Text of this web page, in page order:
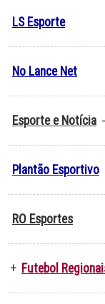
LS Esporte
No Lance Net
Esporte e Notícia
Plantão Esportivo
RO Esportes
+ Futebol